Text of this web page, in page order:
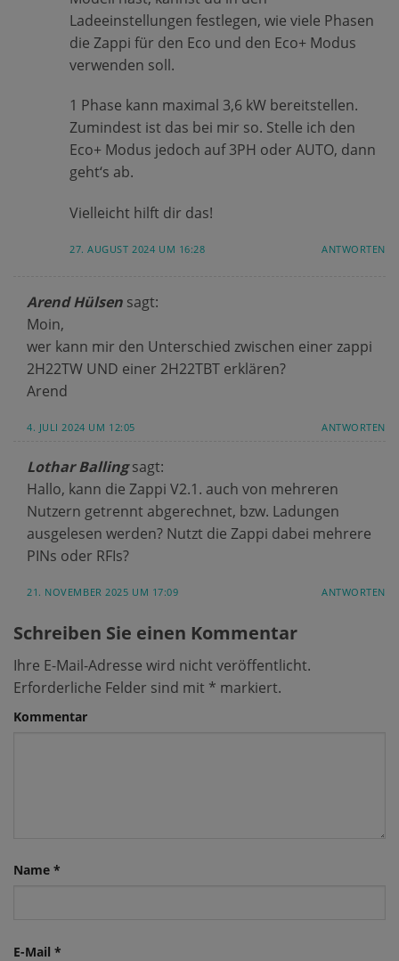
Ladeeinstellungen festlegen, wie viele Phasen
die Zappi für den Eco und den Eco+ Modus
verwenden soll.
1 Phase kann maximal 3,6 kW bereitstellen.
Zumindest ist das bei mir so. Stelle ich den
Eco+ Modus jedoch auf 3PH oder AUTO, dann
geht‘s ab.
Vielleicht hilft dir das!
27. AUGUST 2024 UM 16:28 ANTWORTEN
Arend Hülsen sagt:
Moin,
wer kann mir den Unterschied zwischen einer zappi
2H22TW UND einer 2H22TBT erklären?
Arend
4. JULI 2024 UM 12:05 ANTWORTEN
Lothar Balling sagt:
Hallo, kann die Zappi V2.1. auch von mehreren
Nutzern getrennt abgerechnet, bzw. Ladungen
ausgelesen werden? Nutzt die Zappi dabei mehrere
PINs oder RFIs?
21. NOVEMBER 2025 UM 17:09 ANTWORTEN
Schreiben Sie einen Kommentar
Ihre E-Mail-Adresse wird nicht veröffentlicht.
Erforderliche Felder sind mit * markiert.
Kommentar
Name *
E-Mail *